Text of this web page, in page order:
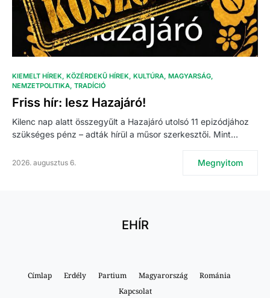
KIEMELT HÍREK KÖZÉRDEKŰ HÍREK KULTÚRA MAGYARSÁG
NEMZETPOLITIKA TRADÍCIÓ
Friss hír: lesz Hazajáró!
Kilenc nap alatt összegyűlt a Hazajáró utolsó 11 epizódjához
szükséges pénz – adták hírül a műsor szerkesztői. Mint…
2026. augusztus 6. Megnyitom
EHÍR
Címlap Erdély Partium Magyarország
Románia
Kapcsolat